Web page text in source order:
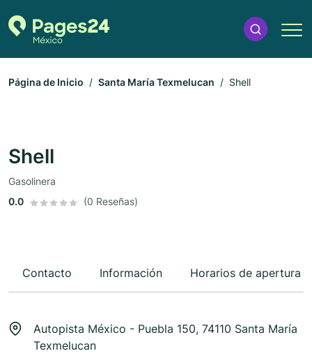
Página de Inicio Santa María Texmelucan Shell
Shell
Gasolinera
0.0
(0 Reseñas)
Contacto Información Horarios de apertura
Autopista México - Puebla 150, 74110 Santa María
Texmelucan